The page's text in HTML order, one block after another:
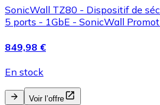
SonicWall TZ80 - Dispositif de
5 ports - 1GbE - SonicWall
849,98 €
En stock
Voir l’offre